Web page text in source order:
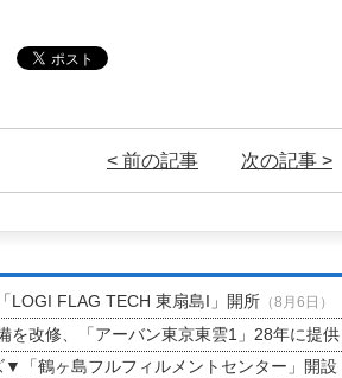
< 前の記事 次の記事 >
LOGI FLAG TECH 東扇島I」開所（8月6日）
を改修、「アーバン東京東雲1」28年に提供
▼「鶴ヶ島フルフィルメントセンター」開設